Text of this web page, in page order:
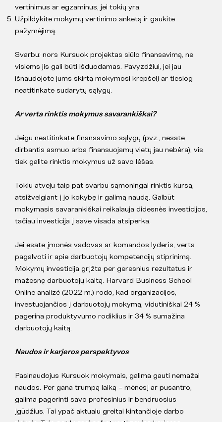
vertinimus ar egzaminus, jei tokių yra.
Užpildykite mokymų vertinimo anketą ir gaukite
pažymėjimą.
Svarbu: nors Kursuok projektas siūlo finansavimą, ne
visiems jis gali būti išduodamas. Pavyzdžiui, jei jau
išnaudojote jums skirtą mokymosi krepšelį ar tiesiog
neatitinkate sudarytų sąlygų.
Ar verta rinktis mokymus savarankiškai?
Jeigu neatitinkate finansavimo sąlygų (pvz., nesate
dirbantis asmuo arba finansuojamų vietų jau nebėra), vis
tiek galite rinktis mokymus už savo lėšas.
Tokiu atveju taip pat svarbu sąmoningai rinktis kursą,
atsižvelgiant į jo kokybę ir galimą naudą. Galbūt
mokymasis savarankiškai reikalauja didesnės investicijos,
tačiau investicija į save visada atsiperka.
Jei esate įmonės vadovas ar komandos lyderis, verta
pagalvoti ir apie darbuotojų kompetencijų stiprinimą.
Mokymų investicija grįžta per geresnius rezultatus ir
mažesnę darbuotojų kaitą. Harvard Business School
Online analizė (2022 m.) rodo, kad organizacijos,
investuojančios į darbuotojų mokymą, vidutiniškai 24 %
pagerina produktyvumo rodiklius ir 34 % sumažina
darbuotojų kaitą.
Naudos ir karjeros perspektyvos
Pasinaudojus Kursuok mokymais, galima gauti nemažai
naudos. Per gana trumpą laiką – mėnesį ar pusantro,
galima pagerinti savo profesinius ir bendruosius
įgūdžius. Tai ypač aktualu greitai kintančioje darbo